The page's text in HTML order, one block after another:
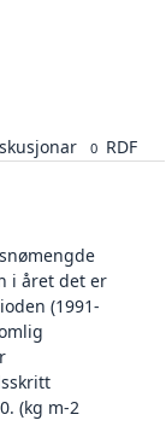
0 RDF
i året det er
(1991-
(kg m-2